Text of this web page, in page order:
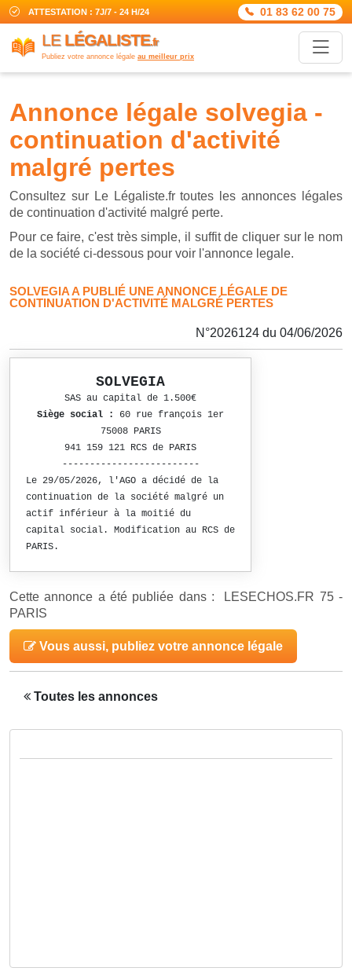
ATTESTATION : 7J/7 - 24 H/24 01 83 62 00 75
LE LÉGALISTE.fr
Publiez votre annonce légale au meilleur prix
annonce légale solvegia -
continuation d'activité
malgré pertes
Consultez sur Le Légaliste.fr toutes les annonces légales
de continuation d'activité malgré perte.
Pour ce faire, c'est très simple, il suffit de cliquer sur le nom
de la société ci-dessous pour voir l'annonce legale.
SOLVEGIA A PUBLIÉ UNE ANNONCE LÉGALE DE
CONTINUATION D'ACTIVITÉ MALGRÉ PERTES
N°2026124 du 04/06/2026
SOLVEGIA
SAS au capital de 1.500€
Siège social : 60 rue françois 1er
75008 PARIS
941 159 121 RCS de PARIS
-------------------------
Le 29/05/2026, l'AGO a décidé de la
continuation de la société malgré un
actif inférieur à la moitié du
capital social. Modification au RCS de
PARIS.
Cette annonce a été publiée dans : LESECHOS.FR 75 -
PARIS
Vous aussi, publiez votre annonce légale
Toutes les annonces